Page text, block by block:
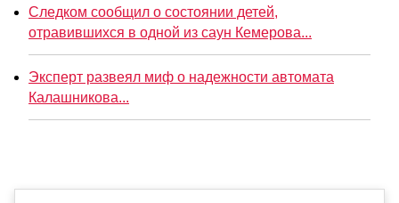
Следком сообщил о состоянии детей,
отравившихся в одной из саун Кемерова...
Эксперт развеял миф о надежности автомата
Калашникова...